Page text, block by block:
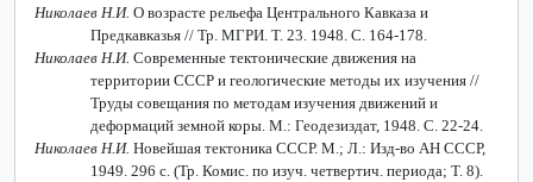
Николаев Н.И. О возрасте рельефа Центрального Кавказа и
Предкавказья // Тр. МГРИ. Т. 23. 1948. С. 164-178.
Николаев Н.И. Современные тектонические движения на
территории СССР и геологические методы их изучения //
Труды совещания по методам изучения движений и
деформаций земной коры. М.: Геодезиздат, 1948. С. 22-24.
Николаев Н.И. Новейшая тектоника СССР. М.; Л.: Изд-во АН СССР,
1949. 296 с. (Тр. Комис. по изуч. четвертич. периода; Т. 8).